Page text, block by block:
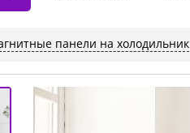
панели на холодильник